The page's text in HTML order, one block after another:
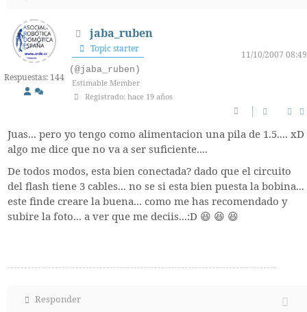
Respuestas: 144
jaba_ruben
Topic starter
11/10/2007 08:49
(@jaba_ruben)
Estimable Member
Registrado: hace 19 años
Juas... pero yo tengo como alimentacion una pila de 1.5.... xD
algo me dice que no va a ser suficiente....
De todos modos, esta bien conectada? dado que el circuito
del flash tiene 3 cables... no se si esta bien puesta la bobina...
este finde creare la buena... como me has recomendado y
subire la foto... a ver que me deciis...:D 😆 😆 😆
Responder